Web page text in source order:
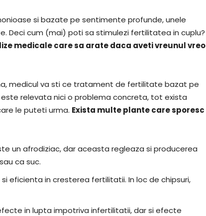
si bazate pe sentimente profunde, unele
Deci cum (mai) poti sa stimulezi fertilitatea in cuplu?
medicale care sa arate daca aveti vreunul vreo
medicul va sti ce tratament de fertilitate bazat pe
relevata nici o problema concreta, tot exista
le puteti urma. Exista multe plante care sporesc
un afrodiziac, dar aceasta regleaza si producerea
ca suc.
eficienta in cresterea fertilitatii. In loc de chipsuri,
in lupta impotriva infertilitatii, dar si efecte